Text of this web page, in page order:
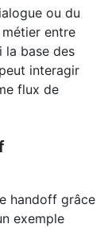
ou du
entre
la base des
interagir
flux de
handoff grâce
exemple